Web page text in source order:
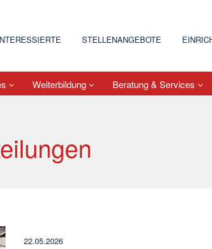
STELLENANGEBOTE
Weiterbildung Beratung & Services
22.05.2026